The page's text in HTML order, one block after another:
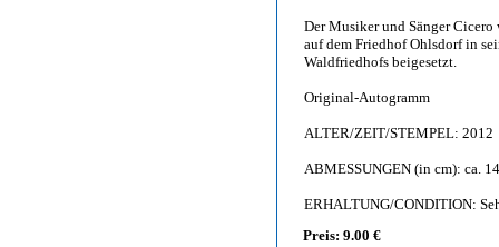
Der Musiker und Sänger
auf dem Friedhof Ohlsdorf in
Waldfriedhofs beigesetzt.
Original-Autogramm
ALTER/ZEIT/STEMPEL: 2012
ABMESSUNGEN (in cm): ca.
ERHALTUNG/CONDITION:
Preis: 9.00 €